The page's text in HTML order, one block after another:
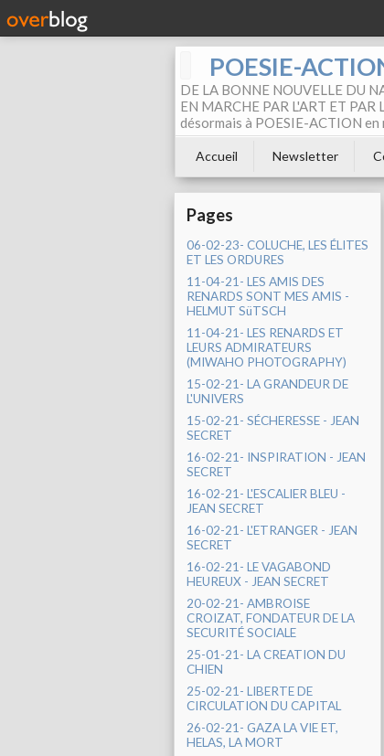
POESIE-
DE LA BONNE NOUVELLE DU
EN MARCHE PAR L'ART ET
désormais à POESIE-ACTION
Accueil Newsletter
Pages
06-02-23- COLUCHE, LES ÉLITES
ET LES ORDURES
11-04-21- LES AMIS DES
RENARDS SONT MES AMIS -
HELMUT SüTSCH
11-04-21- LES RENARDS ET
LEURS ADMIRATEURS
(MIWAHO PHOTOGRAPHY)
15-02-21- LA GRANDEUR DE
L'UNIVERS
15-02-21- SÉCHERESSE - JEAN
SECRET
16-02-21- INSPIRATION - JEAN
SECRET
16-02-21- L'ESCALIER BLEU -
JEAN SECRET
16-02-21- L'ETRANGER - JEAN
SECRET
16-02-21- LE VAGABOND
HEUREUX - JEAN SECRET
20-02-21- AMBROISE
CROIZAT, FONDATEUR DE LA
SECURITÉ SOCIALE
25-01-21- LA CREATION DU
CHIEN
25-02-21- LIBERTE DE
CIRCULATION DU CAPITAL
26-02-21- GAZA LA VIE ET,
HELAS, LA MORT